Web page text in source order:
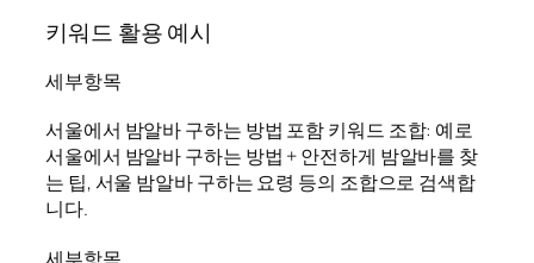
키워드 활용 예시
세부항목
서울에서 밤알바 구하는 방법 포함 키워드 조합: 예로
서울에서 밤알바 구하는 방법 + 안전하게 밤알바를 찾
는 팁, 서울 밤알바 구하는 요령 등의 조합으로 검색합
니다.